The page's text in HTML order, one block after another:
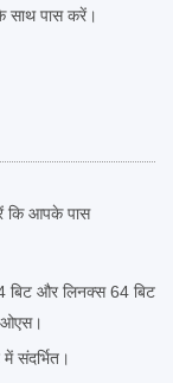
पास करें।
कि आपके पास
बिट और लिनक्स 64 बिट
ओएस।
संदर्भित।